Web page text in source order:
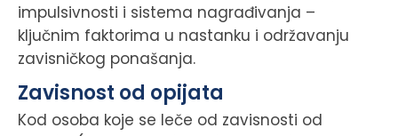
impulsivnosti i sistema nagrađivanja –
ključnim faktorima u nastanku i održavanju
zavisničkog ponašanja.
Zavisnost od opijata
Kod osoba koje se leče od zavisnosti od